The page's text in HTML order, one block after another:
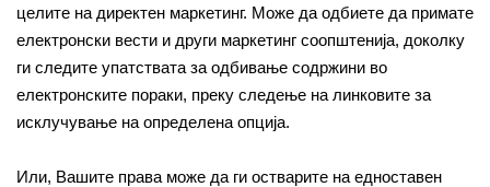
целите на директен маркетинг. Може да одбиете да примате
електронски вести и други маркетинг соопштенија, доколку
ги следите упатствата за одбивање содржини во
електронските пораки, преку следење на линковите за
исклучување на определена опција.
Или, Вашите права може да ги остварите на едноставен